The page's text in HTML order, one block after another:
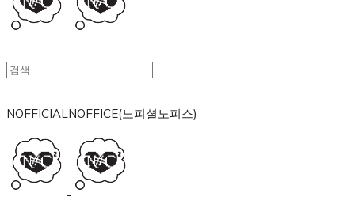
NOFFICIALNOFFICE(노피셜노피스)